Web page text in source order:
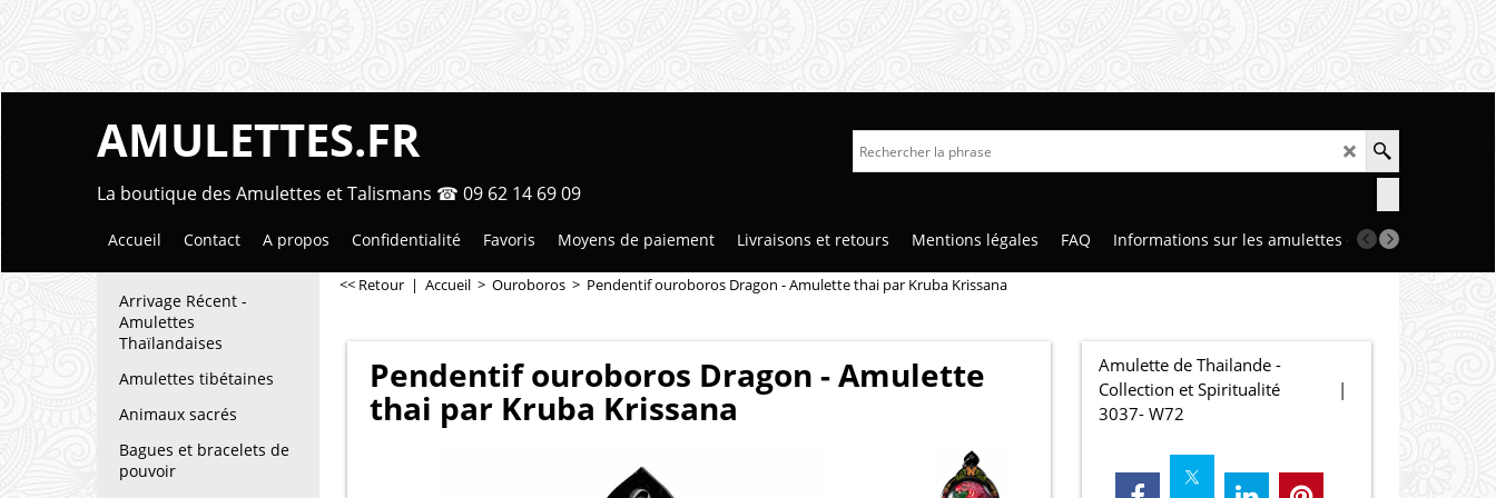
AMULETTES.FR
La boutique des Amulettes et Talismans ☎ 09 62 14 69 09
Accueil Contact A propos Confidentialité Favoris Moyens de paiement Livraisons et retours Mentions légales FAQ Informations sur les amulettes et talismans
Arrivage Récent -
Amulettes
Thaïlandaises
Amulettes tibétaines
Animaux sacrés
Bagues et bracelets de
pouvoir
<< Retour | Accueil > Ouroboros > Pendentif ouroboros Dragon - Amulette thai par Kruba Krissana
Pendentif ouroboros Dragon - Amulette
thai par Kruba Krissana
Amulette de Thailande -
Collection et Spiritualité
3037- W72